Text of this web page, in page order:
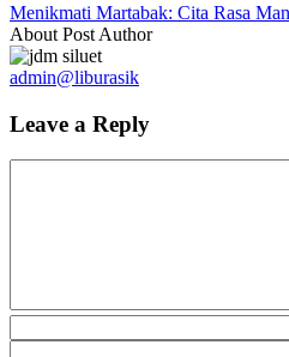
Menikmati Martabak: Cita Rasa
About Post Author
admin@liburasik
Leave a Reply